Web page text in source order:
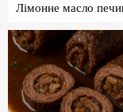
Лімонне масло